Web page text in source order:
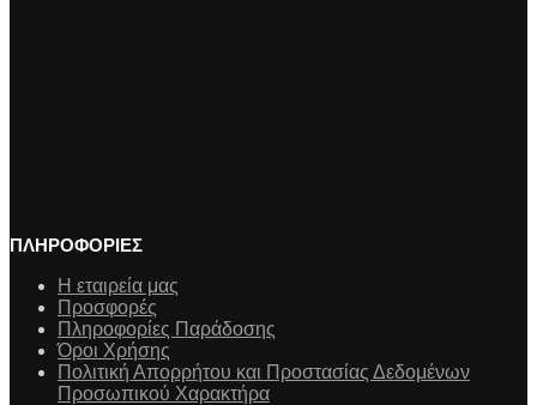
ΠΛΗΡΟΦΟΡΙΕΣ
Η εταιρεία μας
Προσφορές
Πληροφορίες Παράδοσης
Όροι Χρήσης
Πολιτική Απορρήτου και Προστασίας Δεδομένων
Προσωπικού Χαρακτήρα